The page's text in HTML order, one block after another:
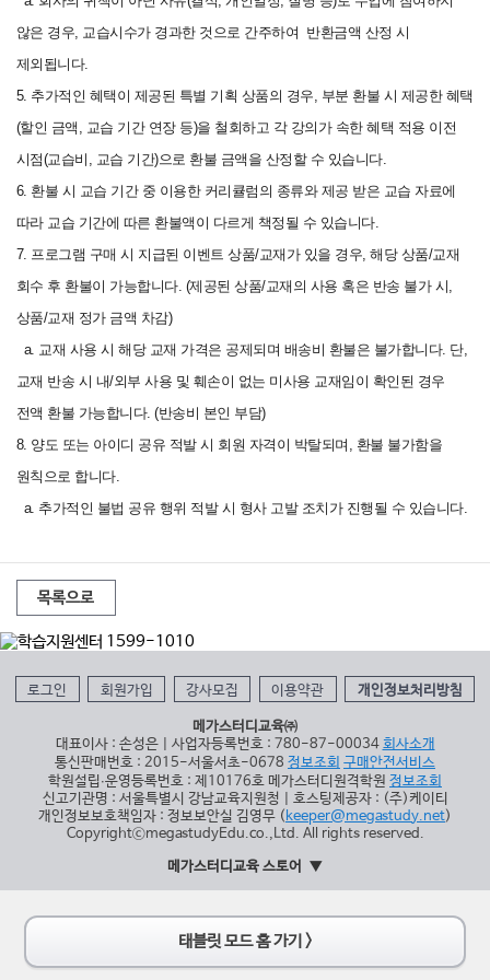
않은 경우, 교습시수가 경과한 것으로 간주하여 반환금액 산정 시
제외됩니다.
5. 추가적인 혜택이 제공된 특별 기획 상품의 경우, 부분 환불 시 제공한 혜택
(할인 금액, 교습 기간 연장 등)을 철회하고 각 강의가 속한 혜택 적용 이전
시점(교습비, 교습 기간)으로 환불 금액을 산정할 수 있습니다.
6. 환불 시 교습 기간 중 이용한 커리큘럼의 종류와 제공 받은 교습 자료에
따라 교습 기간에 따른 환불액이 다르게 책정될 수 있습니다.
7. 프로그램 구매 시 지급된 이벤트 상품/교재가 있을 경우, 해당 상품/교재
회수 후 환불이 가능합니다. (제공된 상품/교재의 사용 혹은 반송 불가 시,
상품/교재 정가 금액 차감)
a. 교재 사용 시 해당 교재 가격은 공제되며 배송비 환불은 불가합니다. 단,
교재 반송 시 내/외부 사용 및 훼손이 없는 미사용 교재임이 확인된 경우
전액 환불 가능합니다. (반송비 본인 부담)
8. 양도 또는 아이디 공유 적발 시 회원 자격이 박탈되며, 환불 불가함을
원칙으로 합니다.
a. 추가적인 불법 공유 행위 적발 시 형사 고발 조치가 진행될 수 있습니다.
목록으로
로그인 회원가입 강사모집 이용약관 개인정보처리방침
메가스터디교육㈜
대표이사 : 손성은 | 사업자등록번호 : 780-87-00034 회사소개
통신판매번호 : 2015-서울서초-0678 정보조회 구매안전서비스
학원설립∙운영등록번호 : 제10176호 메가스터디원격학원 정보조회
신고기관명 : 서울특별시 강남교육지원청 | 호스팅제공자 : (주)케이티
개인정보보호책임자 : 정보보안실 김영무 (keeper@megastudy.net)
CopyrightⓒmegastudyEdu.co.,Ltd. All rights reserved.
메가스터디교육 스토어
태블릿 모드 홈 가기 >